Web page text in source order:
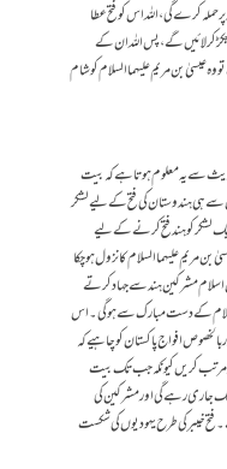
کرے گی، اللہ اس کو فتح عطا
کر لائیں گے، پس اللہ ان کے
عیسیٰ بن مریم علیہماالسلام کو شام
سے یہ معلوم ہوتا ہے کہ بیت
سے ہی ہندوستان کی فتح کے لیے لشکر
لشکر کو ہند فتح کرنے کے لیے
علیہما السلام کا نزول ہو چکا
مشرکین ہند سے جہاد کرتے
کے دست مبارک سے ہوگی۔ اس
افواج پاکستان کو چاہیے کہ
مرتب کریں کیونکہ جب تک بیت
جاری رہے گی اور مشرکین کی
خیبر کی طرح یہودیوں کی شکست